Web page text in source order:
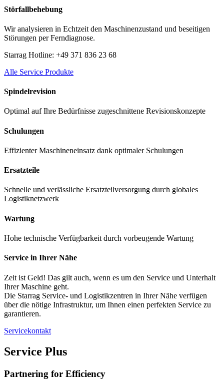
Störfallbehebung
Wir analysieren in Echtzeit den Maschinenzustand und beseitigen
Störungen per Ferndiagnose.
Starrag Hotline: +49 371 836 23 68
Alle Service Produkte
Spindelrevision
Optimal auf Ihre Bedürfnisse zugeschnittene Revisionskonzepte
Schulungen
Effizienter Maschineneinsatz dank optimaler Schulungen
Ersatzteile
Schnelle und verlässliche Ersatzteilversorgung durch globales
Logistiknetzwerk
Wartung
Hohe technische Verfügbarkeit durch vorbeugende Wartung
Service in Ihrer Nähe
Zeit ist Geld! Das gilt auch, wenn es um den Service und Unterhalt
Ihrer Maschine geht.
Die Starrag Service- und Logistikzentren in Ihrer Nähe verfügen
über die nötige Infrastruktur, um Ihnen einen perfekten Service zu
garantieren.
Servicekontakt
Service Plus
Partnering for Efficiency